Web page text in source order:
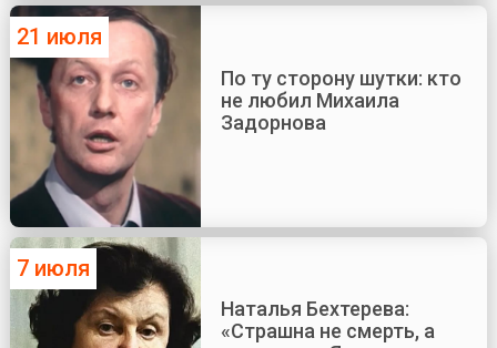
21 июля
По ту сторону шутки: кто
не любил Михаила
Задорнова
7 июля
Наталья Бехтерева:
«Страшна не смерть, а